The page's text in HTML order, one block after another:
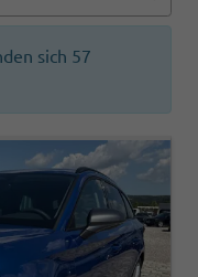
sich 57